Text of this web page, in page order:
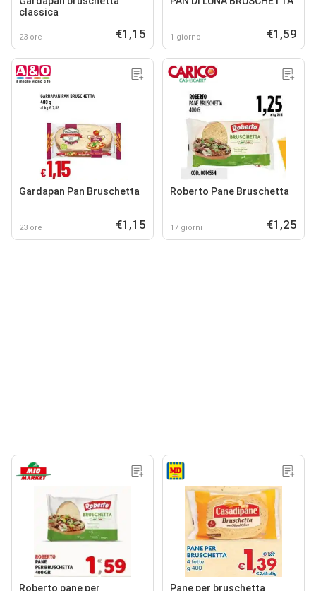
classica
23 ore €1,15 1 giorno €1,59
Gardapan Pan Bruschetta
23 ore €1,15
Roberto Pane Bruschetta
17 giorni €1,25
Roberto pane per Pane per bruschetta